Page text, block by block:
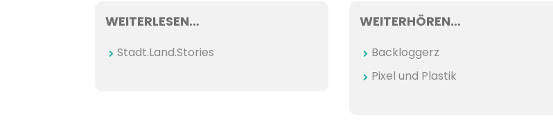
WEITERLESEN…
Stadt.Land.Stories
WEITERHÖREN…
Backloggerz
Pixel und Plastik